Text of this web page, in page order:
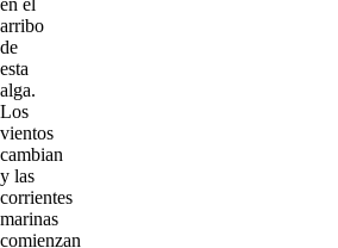
en el
arribo
de
esta
alga.
Los
vientos
cambian
y las
corrientes
marinas
comienzan